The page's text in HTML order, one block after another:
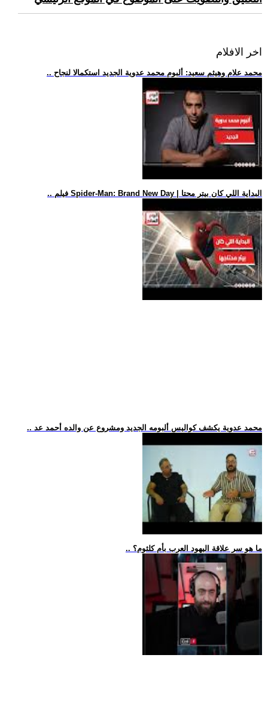
اخر الافلام
.. محمد علام وهيثم سعيد: ألبوم محمد عدوية الجديد استكمالا لنجاح
.. فيلم Spider-Man: Brand New Day | البداية اللي كان بيتر محتا
.. محمد عدوية يكشف كواليس ألبومه الجديد ومشروع عن والده أحمد عد
.. ما هو سر علاقة اليهود العرب بأم كلثوم؟